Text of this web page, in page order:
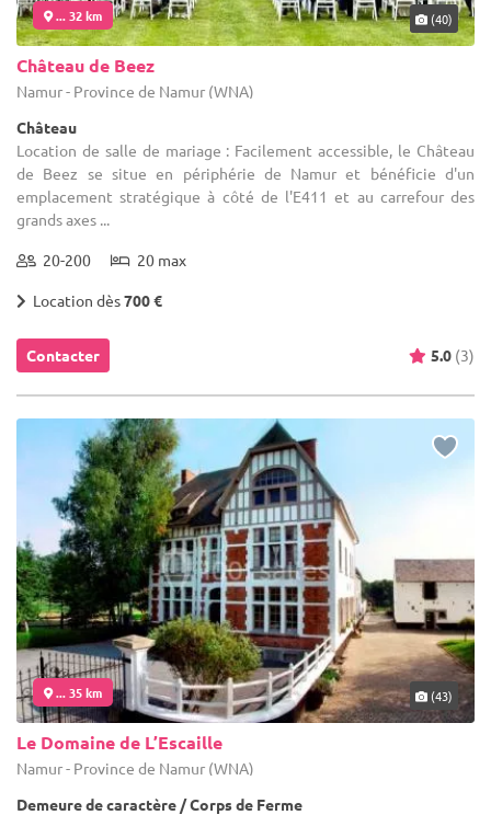
... 32 km (40)
Château de Beez
Namur - Province de Namur (WNA)
Château
Location de salle de mariage : Facilement accessible, le Château
de Beez se situe en périphérie de Namur et bénéficie d'un
emplacement stratégique à côté de l'E411 et au carrefour des
grands axes ...
20-200 20 max
Location dès700 €
Contacter 5.0 (3)
... 35 km (43)
Le Domaine de L’Escaille
Namur - Province de Namur (WNA)
Demeure de caractère / Corps de Ferme